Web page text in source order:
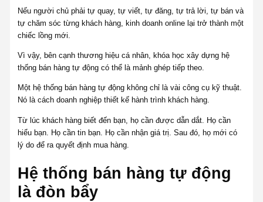
Nếu người chủ phải tự quay, tự viết, tự đăng, tự trả lời, tự bán và
tự chăm sóc từng khách hàng, kinh doanh online lại trở thành một
chiếc lồng mới.
Vì vậy, bên cạnh thương hiệu cá nhân, khóa học xây dựng hệ
thống bán hàng tự động có thể là mảnh ghép tiếp theo.
Một hệ thống bán hàng tự động không chỉ là vài công cụ kỹ thuật.
Nó là cách doanh nghiệp thiết kế hành trình khách hàng.
Từ lúc khách hàng biết đến bạn, họ cần được dẫn dắt. Họ cần
hiểu bạn. Họ cần tin bạn. Họ cần nhận giá trị. Sau đó, họ mới có
lý do để ra quyết định mua hàng.
Hệ thống bán hàng tự động
là đòn bẩy